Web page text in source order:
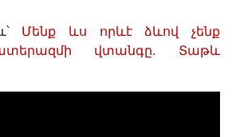
Մենք ևս որևէ ձևով չենք
վտանգը. Տաթև